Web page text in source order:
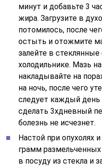
минут и добавьте 3
жира. Загрузите в
потомилось, после
остыть и отожмите
залейте в
холодильнике. Мазь
накладывайте на
на ночь, после чего
следует каждый день
сделать 3хдневный
болезнь не исчезнет.
Настой при опухолях
грамм
в посуду из стекла и